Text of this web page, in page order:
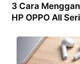
3 Cara
HP OPPO All